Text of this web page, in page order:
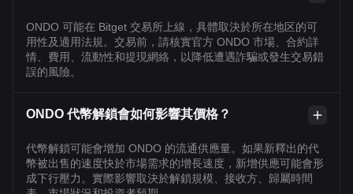
ONDO 可能在 Bitget 交易所上線，具體取決於所在地区的可
用性及適用法規。交易前，請核實官方 ONDO 市場、合約詳
情、費用、流動性和提現網絡，以降低遭遇詐騙或發生交易錯
誤的風險。
ONDO 代幣解鎖會如何影響其價格？
代幣解鎖可能會增加 ONDO 的流通供應量。如果新釋出的代
幣被出售的速度快於市場需求的增長速度，新增供應可能會形
成下行壓力。實際影響取決於解鎖規模、接收方、歸屬時間